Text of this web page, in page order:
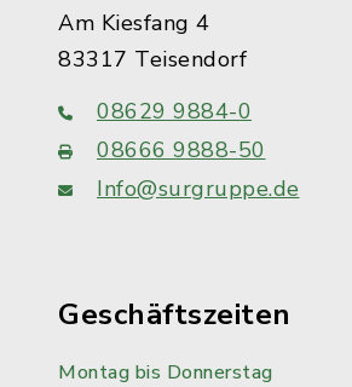
Am Kiesfang 4
83317 Teisendorf
08629 9884-0
08666 9888-50
Info@surgruppe.de
Geschäftszeiten
Montag bis Donnerstag